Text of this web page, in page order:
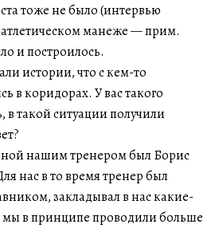
тоже не было (интервью
манеже — прим.
и построилось.
истории, что с кем-то
в коридорах. У вас такого
такой ситуации получили
нашим тренером был Борис
нас в то время тренер был
закладывал в нас какие-
в принципе проводили больше